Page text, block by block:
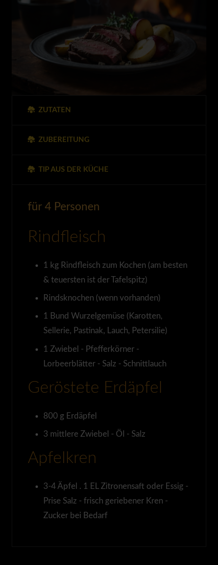
ZUTATEN
ZUBEREITUNG
TIP AUS DER KÜCHE
für 4 Personen
Rindfleisch
1 kg Rindfleisch zum Kochen (am besten
& teuersten ist der Tafelspitz)
Rindsknochen (wenn vorhanden)
1 Bund Wurzelgemüse (Karotten,
Sellerie, Pastinak, Lauch, Petersilie)
1 Zwiebel - Pfefferkörner -
Lorbeerblätter - Salz - Schnittlauch
Geröstete Erdäpfel
800 g Erdäpfel
3 mittlere Zwiebel - Öl - Salz
Apfelkren
3-4Äpfel . 1 EL Zitronensaft oder Essig -
Prise Salz - frisch geriebener Kren -
Zucker bei Bedarf